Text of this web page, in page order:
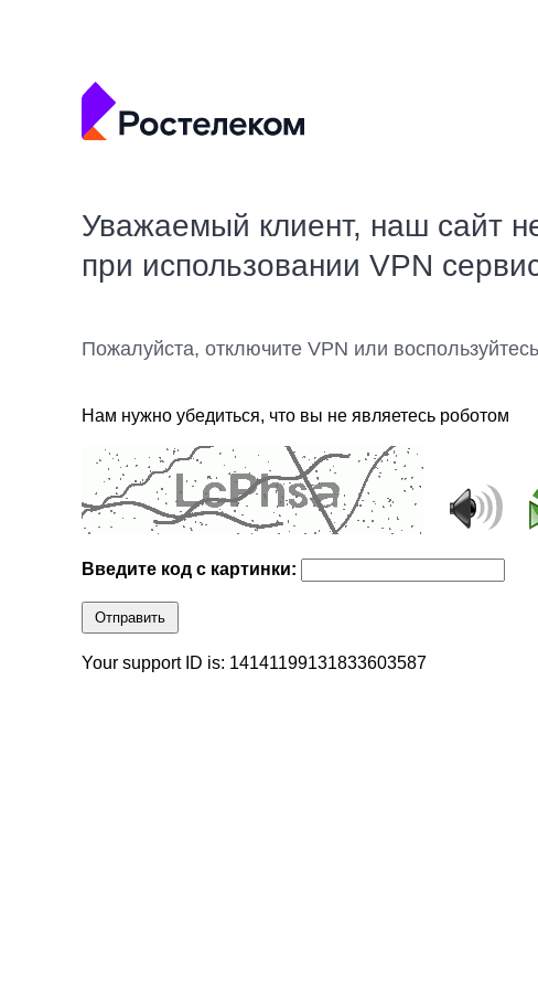
Уважаемый клиент, наш сайт
при использовании VPN
Пожалуйста, отключите VPN или
Нам нужно убедиться, что вы не являетесь роботом
Введите код с картинки:
Отправить
Your support ID is: 14141199131833603587